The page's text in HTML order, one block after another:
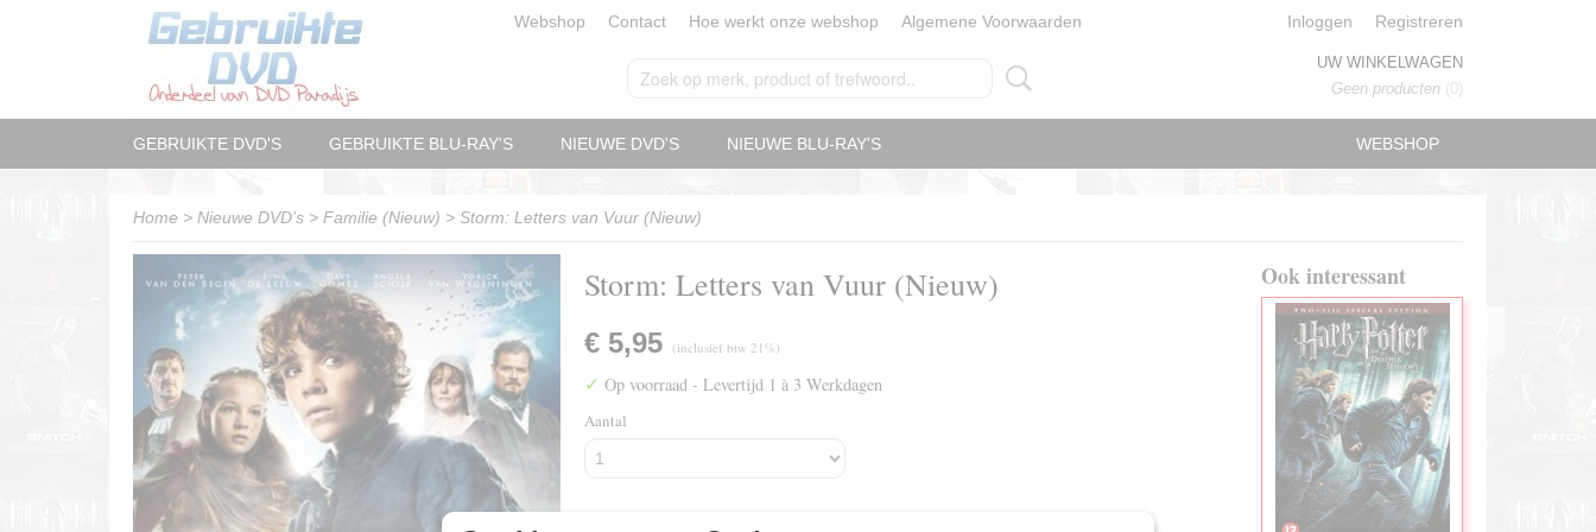
Webshop Contact Hoe werkt onze webshop Algemene Voorwaarden Inloggen Registreren
UW WINKELWAGEN
Geen producten (0)
WEBSHOP
GEBRUIKTE DVD'S GEBRUIKTE BLU-RAY'S NIEUWE DVD'S NIEUWE BLU-RAY'S
Home > Nieuwe DVD's > Familie (Nieuw) > Storm: Letters van Vuur (Nieuw)
Storm: Letters van Vuur (Nieuw)
€ 5,95 (inclusief btw 21%)
✓ Op voorraad - Levertijd 1 à 3 Werkdagen
Aantal
Ook interessant